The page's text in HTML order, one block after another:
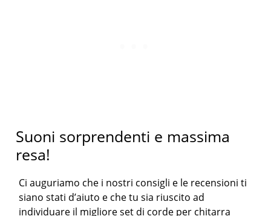
Suoni sorprendenti e massima
resa!
Ci auguriamo che i nostri consigli e le recensioni ti
siano stati d’aiuto e che tu sia riuscito ad
individuare il migliore set di corde per chitarra